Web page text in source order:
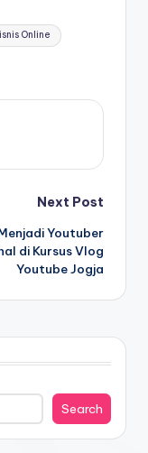
Online
Next Post
Youtuber
di Kursus Vlog
Youtube Jogja
Search